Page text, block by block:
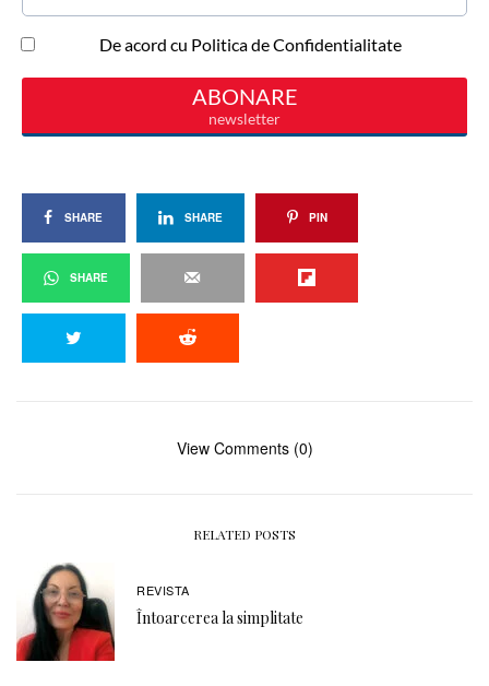
SHARE SHARE PIN
SHARE
View Comments (0)
RELATED POSTS
REVISTA
Întoarcerea la simplitate